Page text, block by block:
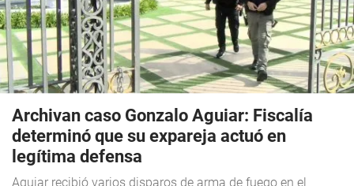
Archivan caso Gonzalo Aguiar: Fiscalía
determinó que su expareja actuó en
legítima defensa
Aguiar recibió varios disparos de arma de fuego en el